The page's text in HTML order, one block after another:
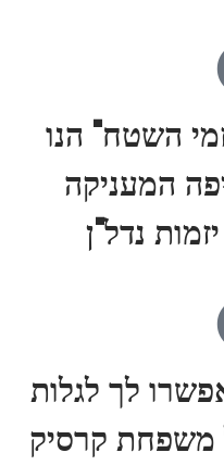
השטח" הנו
המעניקה
נדל"ן
לך לגלות
משפחת קרסיק